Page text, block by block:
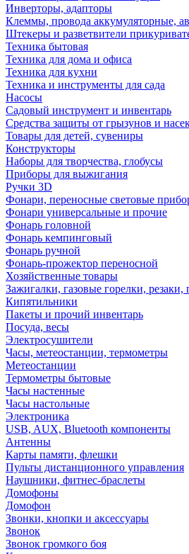
Инверторы, адапторы
Клеммы, провода аккумуляторные,
Штекеры и разветвители
Техника бытовая
Техника для дома и офиса
Техника для кухни
Техника и инструменты для сада
Насосы
Садовый инструмент и инвентарь
Средства защиты от грызунов и
Товары для детей, сувениры
Конструкторы
Наборы для творчества, глобусы
Приборы для выжигания
Ручки 3D
Фонари, переносные световые
Фонари универсальные и прочие
Фонарь головной
Фонарь кемпинговый
Фонарь ручной
Фонарь-прожектор переносной
Хозяйственные товары
Зажигалки, газовые горелки, резаки,
Кипятильники
Пакеты и прочий инвентарь
Посуда, весы
Электросушители
Часы, метеостанции, термометры
Метеостанции
Термометры бытовые
Часы настенные
Часы настольные
Электроника
USB, AUX, Bluetooth компоненты
Антенны
Карты памяти, флешки
Пульты дистанционного управления
Наушники, фитнес-браслеты
Домофоны
Домофон
Звонки, кнопки и аксессуары
Звонок
Звонок громкого боя